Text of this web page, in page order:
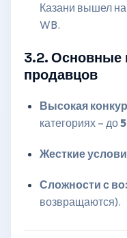
Казани вышел на
WB.
3.2.
продавцов
Высокая
категориях – до
Жесткие
Сложности с
возвращаются).